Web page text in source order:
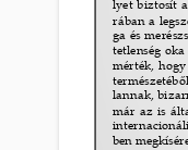
lyet biztosít
rában a
ga és
tetlenség oka
mérték,
természetébő
lannak,
már az is
ben